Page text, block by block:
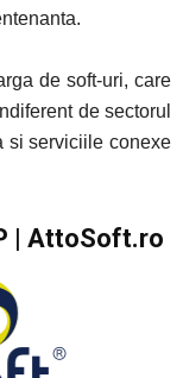
de soft-uri, care
de sectorul
si serviciile conexe
| AttoSoft.ro